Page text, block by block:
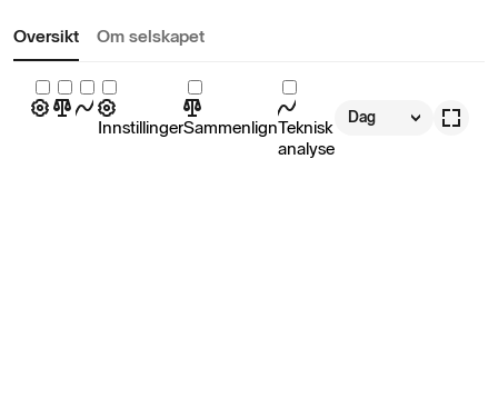
Oversikt Om selskapet
InnstillingerSammenlignTeknisk
analyse
Dag